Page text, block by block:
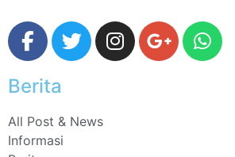
Berita
All Post & News
Informasi